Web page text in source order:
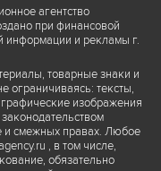
агентство
при финансовой
информации и рекламы г.
товарные знаки и
ограничиваясь: тексты,
изображения
и смежных правах. Любое
, в том числе,
обязательно